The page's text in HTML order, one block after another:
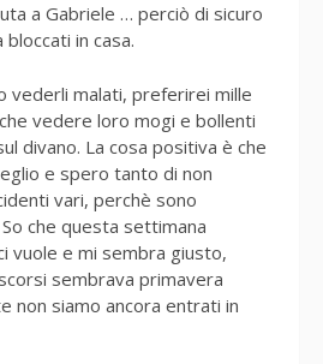
a Gabriele … perciò di sicuro
in casa.
vederli malati, preferirei mille
vedere loro mogi e bollenti
divano. La cosa positiva è che
e spero tanto di non
vari, perchè sono
che questa settimana
vuole e mi sembra giusto,
sembrava primavera
non siamo ancora entrati in